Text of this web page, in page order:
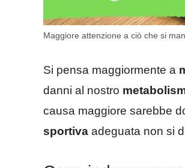
Maggiore attenzione a ciò che si
Si pensa maggiormente a
danni al nostro
causa maggiore sarebbe
sportiva adeguata non si